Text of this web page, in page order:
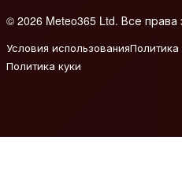
© 2026 Meteo365 Ltd. Все
Условия использованияПолитика
Политика куки